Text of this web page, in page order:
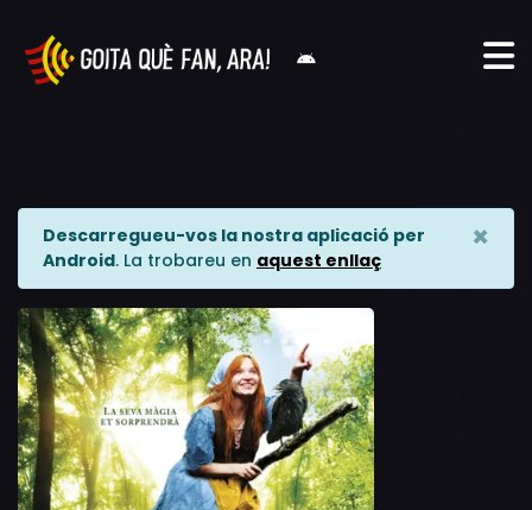
Descarregueu-vos la nostra aplicació per
Android. La trobareu en aquest enllaç
×